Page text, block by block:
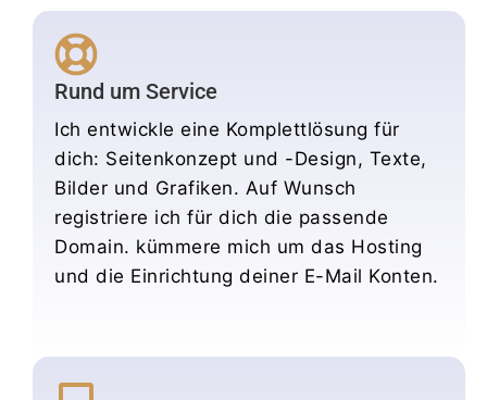
Rund um Service
Ich entwickle eine Komplettlösung für
dich: Seitenkonzept und -Design, Texte,
Bilder und Grafiken. Auf Wunsch
registriere ich für dich die passende
Domain. kümmere mich um das Hosting
und die Einrichtung deiner E-Mail Konten.